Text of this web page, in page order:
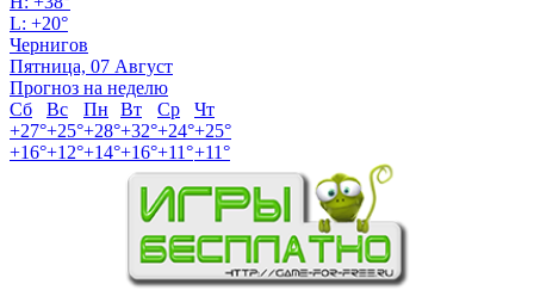
L: +20°
Чернигов
Пятница, 07 Август
Прогноз на неделю
Сб
Вс Пн Вт Ср
Чт
+27°+25°+28°+32°+24°+25°
+16°+12°+14°+16°+11°+11°